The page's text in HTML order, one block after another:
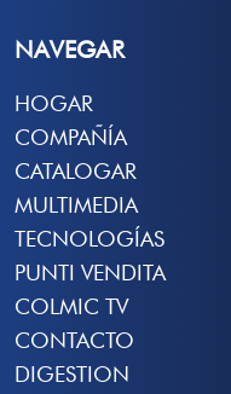
NAVEGAR
HOGAR
COMPAÑÍA
CATALOGAR
MULTIMEDIA
TECNOLOGÍAS
PUNTI VENDITA
COLMIC TV
CONTACTO
DIGESTION